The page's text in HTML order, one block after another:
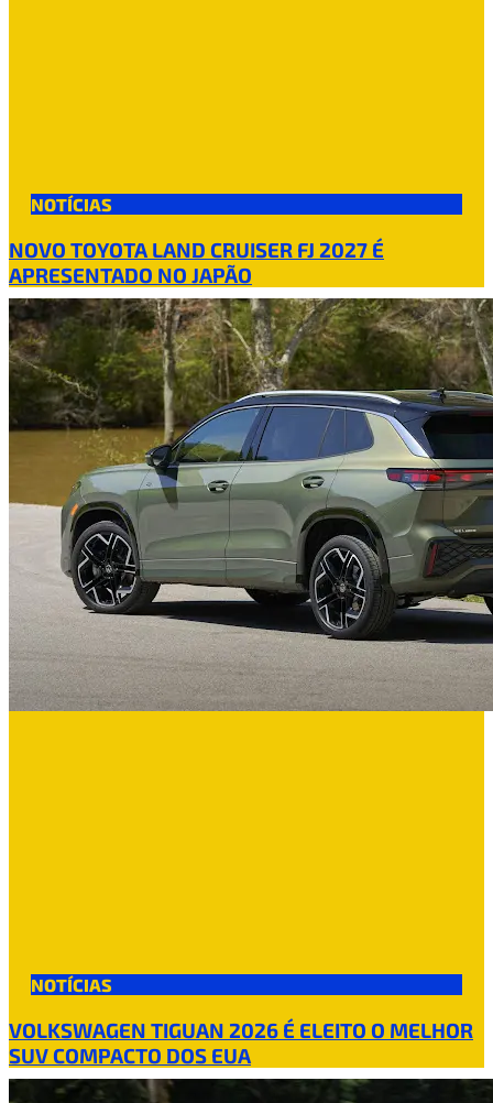
NOTÍCIAS
NOVO TOYOTA LAND CRUISER FJ 2027 É
APRESENTADO NO JAPÃO
NOTÍCIAS
VOLKSWAGEN TIGUAN 2026 É ELEITO O MELHOR
SUV COMPACTO DOS EUA